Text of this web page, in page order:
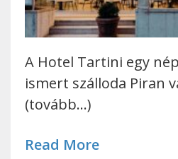
A Hotel Tartini egy
ismert szálloda Piran
(tovább…)
Read More